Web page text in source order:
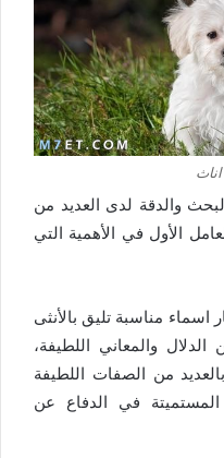
والدقة لدى العديد من
الأول في الأهمية التي
مناسبة تليق بالأنثى
والمعاني اللطيفة،
من الصفات اللطيفة
المستميتة في الدفاع عن